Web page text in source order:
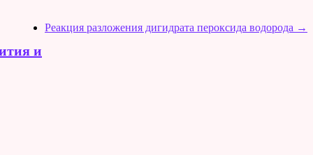
Реакция разложения дигидрата пероксида водорода →
и